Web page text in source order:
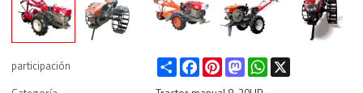
participación ShareFacebookPinterestMastodonWhatsApp